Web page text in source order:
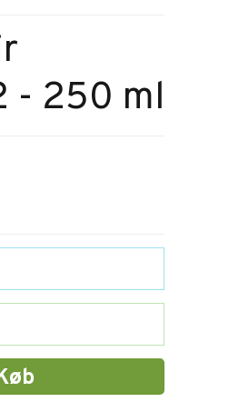
- 250 ml